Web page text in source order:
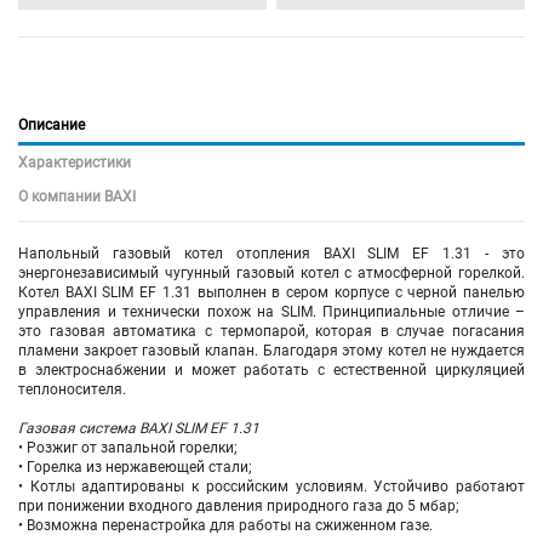
Описание
Характеристики
О компании BAXI
Напольный газовый котел отопления BAXI SLIM EF 1.31 - это
энергонезависимый чугунный газовый котел с атмосферной горелкой.
Котел BAXI SLIM EF 1.31 выполнен в сером корпусе с черной панелью
управления и технически похож на SLIM. Принципиальные отличие –
это газовая автоматика с термопарой, которая в случае погасания
пламени закроет газовый клапан. Благодаря этому котел не нуждается
в электроснабжении и может работать с естественной циркуляцией
теплоносителя.
Газовая система BAXI SLIM EF 1.31
• Розжиг от запальной горелки;
• Горелка из нержавеющей стали;
• Котлы адаптированы к российским условиям. Устойчиво работают
при понижении входного давления природного газа до 5 мбар;
• Возможна перенастройка для работы на сжиженном газе.